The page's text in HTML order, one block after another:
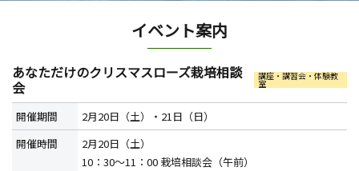
イベント案内
あなただけのクリスマスローズ栽培相談
会
講座・講習会・体験教
室
開催期間
2月20日（土）・21日（日）
開催時間
2月20日（土）
10：30～11：00 栽培相談会（午前）